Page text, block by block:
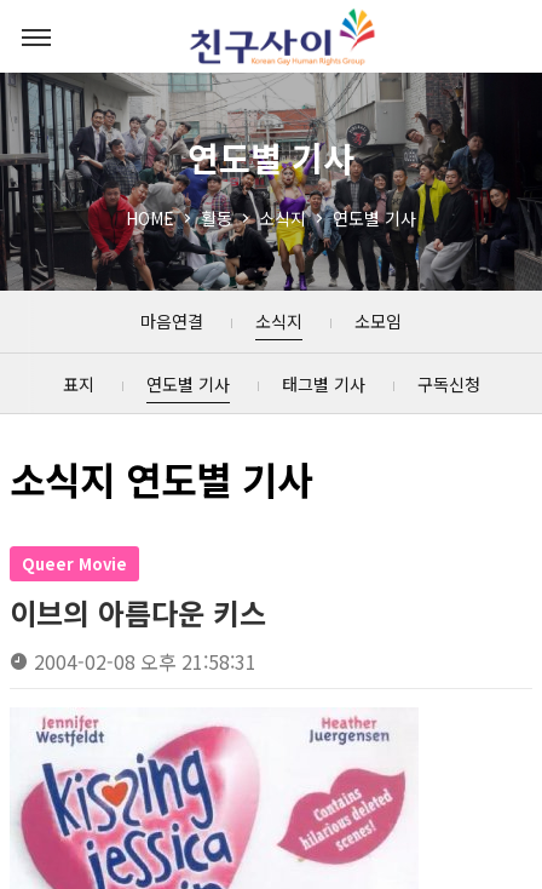
연도별 기사
HOME 활동 소식지 연도별 기사
마음연결 소식지 소모임
표지 연도별 기사 태그별 기사 구독신청
소식지 연도별 기사
Queer Movie
이브의 아름다운 키스
2004-02-08 오후 21:58:31